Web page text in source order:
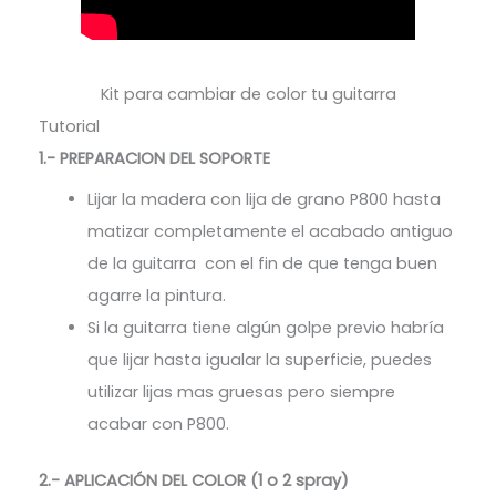
Kit para cambiar de color tu guitarra
Tutorial
1.- PREPARACION DEL SOPORTE
Lijar la madera con lija de grano P800 hasta
matizar completamente el acabado antiguo
de la guitarra con el fin de que tenga buen
agarre la pintura.
Si la guitarra tiene algún golpe previo habría
que lijar hasta igualar la superficie, puedes
utilizar lijas mas gruesas pero siempre
acabar con P800.
2.- APLICACIÓN DEL COLOR (1 o 2 spray)